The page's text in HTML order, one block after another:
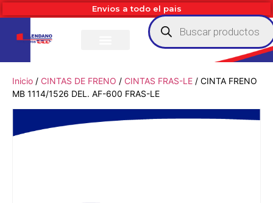
Envios a todo el pais
Inicio / CINTAS DE FRENO / CINTAS FRAS-LE / CINTA FRENO
MB 1114/1526 DEL. AF-600 FRAS-LE